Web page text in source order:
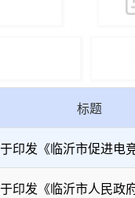
标题
印发《临沂市促进电
印发《临沂市人民政